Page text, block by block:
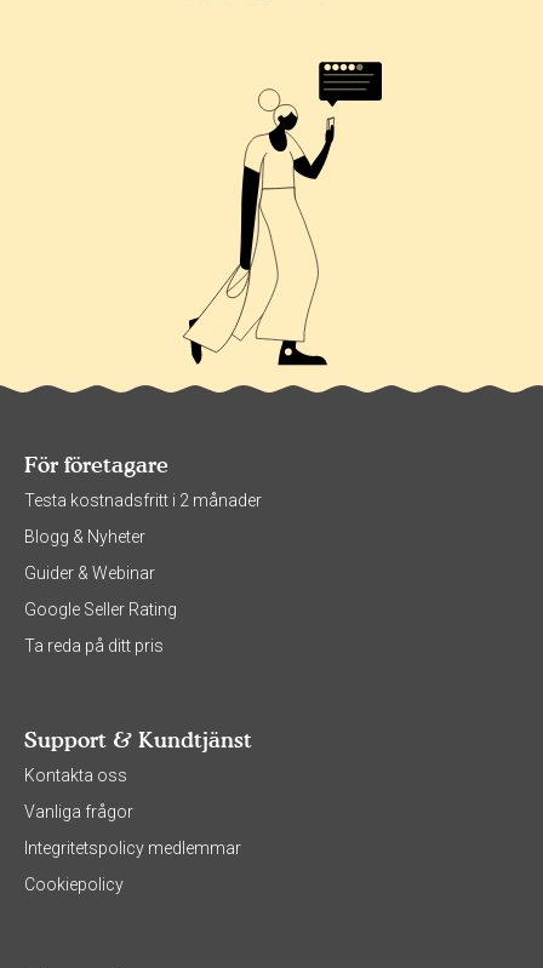
För företagare
Testa kostnadsfritt i 2 månader
Blogg & Nyheter
Guider & Webinar
Google Seller Rating
Ta reda på ditt pris
Support & Kundtjänst
Kontakta oss
Vanliga frågor
Integritetspolicy medlemmar
Cookiepolicy